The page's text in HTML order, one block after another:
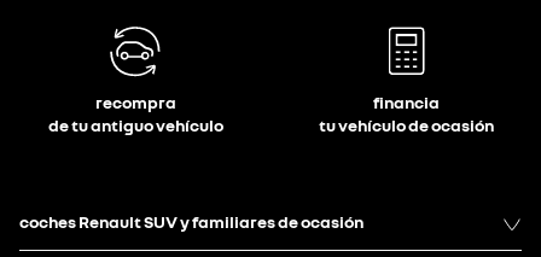
recompra
de tu antiguo vehículo
financia
tu vehículo de ocasión
coches Renault SUV y familiares de ocasión